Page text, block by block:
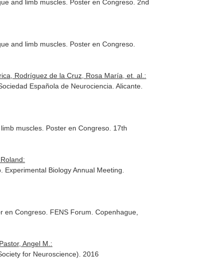
and limb muscles. Poster en Congreso. 2nd
and limb muscles. Poster en Congreso.
Rodríguez de la Cruz, Rosa María, et. al.:
Española de Neurociencia. Alicante.
muscles. Poster en Congreso. 17th
Biology Annual Meeting.
Congreso. FENS Forum. Copenhague,
Angel M.:
for Neuroscience). 2016